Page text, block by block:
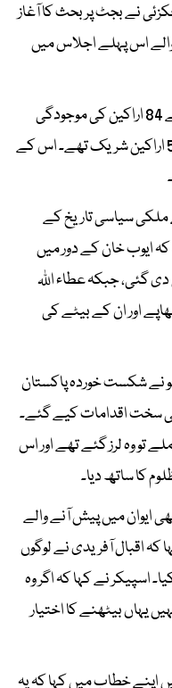
نے بجٹ پر بحث کا آغاز
اس پہلے اجلاس میں
قومی اسمبلی میں کورم پورا کرنے کے لیے 84 اراکین کی موجودگی
ضروری تھی، لیکن اجلاس میں صرف 52 اراکین شریک تھے۔ اس کے
سیاسی تاریخ کے
ایوب خان کے دور میں
دی گئی، جبکہ عطاء اللہ
اور ان کے بیٹے کی
نے شکست خوردہ پاکستان
سخت اقدامات کیے گئے۔
تو وہ لرز گئے تھے اور اس
کا ساتھ دیا۔
ایوان میں پیش آنے والے
کہ اقبال آفریدی نے لوگوں
اسپیکر نے کہا کہ اگر وہ
یہاں بیٹھنے کا اختیار
اپنے خطاب میں کہا کہ یہ